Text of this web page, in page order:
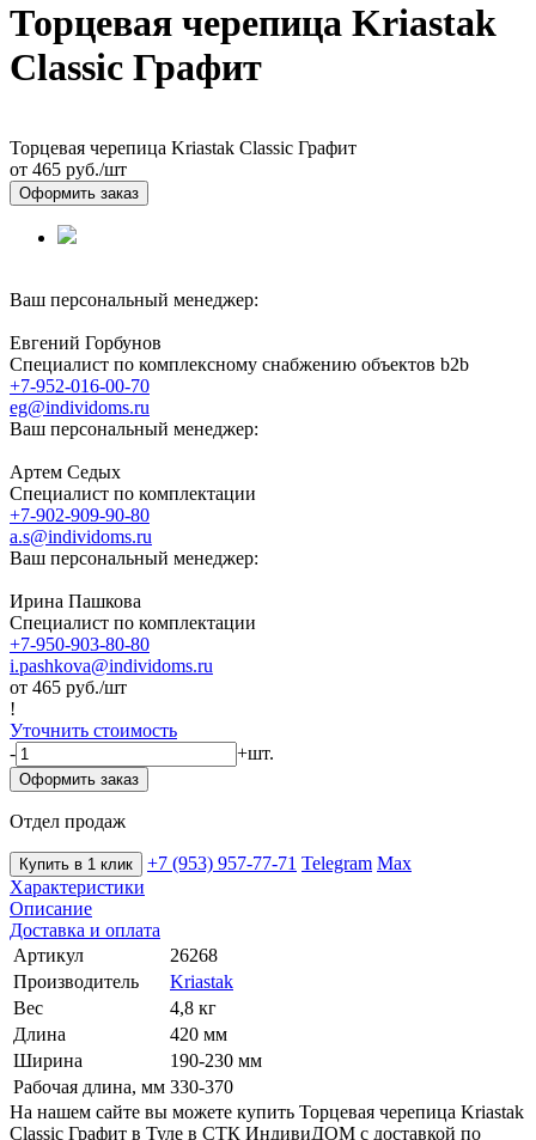
Торцевая черепица Kriastak
Classic Графит
Торцевая черепица Kriastak Classic Графит
от 465 руб./шт
Оформить заказ
Ваш персональный менеджер:
Евгений Горбунов
Специалист по комплексному снабжению объектов b2b
+7-952-016-00-70
eg@individoms.ru
Ваш персональный менеджер:
Артем Седых
Специалист по комплектации
+7-902-909-90-80
a.s@individoms.ru
Ваш персональный менеджер:
Ирина Пашкова
Специалист по комплектации
+7-950-903-80-80
i.pashkova@individoms.ru
от 465 руб./шт
!
Уточнить стоимость
-
+шт.
Оформить заказ
Отдел продаж
Купить в 1 клик +7 (953) 957-77-71 Telegram Max
Характеристики
Описание
Доставка и оплата
Артикул
26268
Производитель
Kriastak
Вес
4,8 кг
Длина
420 мм
Ширина
190-230 мм
Рабочая длина, мм 330-370
На нашем сайте вы можете купить Торцевая черепица Kriastak
Classic Графит в Туле в СТК ИндивиДОМ с доставкой по